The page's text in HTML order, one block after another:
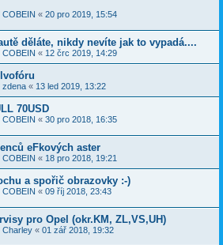
COBEIN « 20 pro 2019, 15:54
děláte, nikdy nevíte jak to vypadá....
COBEIN « 12 črc 2019, 14:29
zdena « 13 led 2019, 13:22
70USD
COBEIN « 30 pro 2018, 16:35
eFkových aster
COBEIN « 18 pro 2018, 19:21
a spořič obrazovky :-)
COBEIN « 09 říj 2018, 23:43
pro Opel (okr.KM, ZL,VS,UH)
Charley « 01 zář 2018, 19:32